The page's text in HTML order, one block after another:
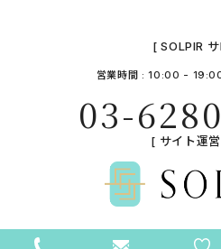
[ SOLPIR
営業時間 : 10:00 -
03-
[ サイト運